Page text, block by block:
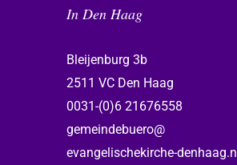
In Den Haag
Bleijenburg 3b
2511 VC Den Haag
0031-(0)6 21676558
gemeindebuero@
evangelischekirche-denhaag.nl